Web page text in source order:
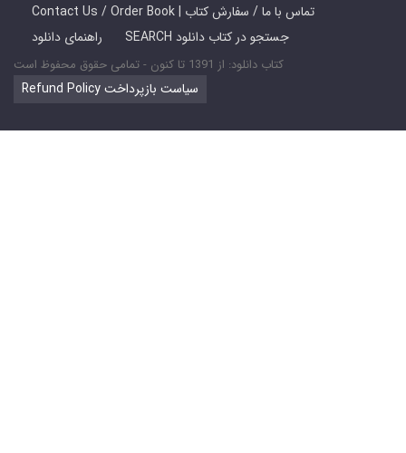
Contact Us / Order Book | تماس با ما / سفارش کتاب
راهنمای دانلود
SEARCH جستجو در کتاب دانلود
کتاب دانلود: از 1391 تا کنون - تمامی حقوق محفوظ است
Refund Policy سیاست بازپرداخت